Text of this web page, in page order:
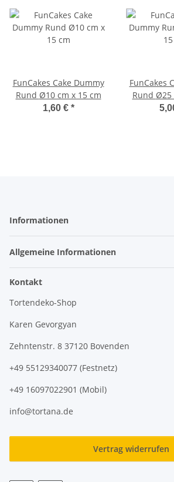
FunCakes Cake Dummy
Rund Ø10 cm x 15 cm
1,60 € *
FunCakes
Rund
Informationen
Allgemeine Informationen
Kontakt
Tortendeko-Shop
Karen Gevorgyan
Zehntenstr. 8 37120 Bovenden
+49 55129340077 (Festnetz)
+49 16097022901 (Mobil)
info@tortana.de
Vertrag widerrufen